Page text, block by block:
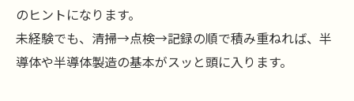
のヒントになります。
未経験でも、清掃→点検→記録の順で積み重ねれば、半
導体や半導体製造の基本がスッと頭に入ります。